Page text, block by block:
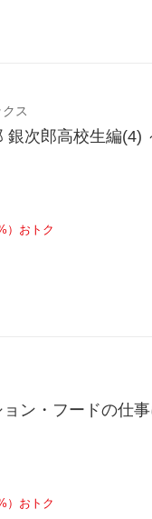
ス
銀次郎高校生編(4)
）おトク
ン・フードの仕
）おトク